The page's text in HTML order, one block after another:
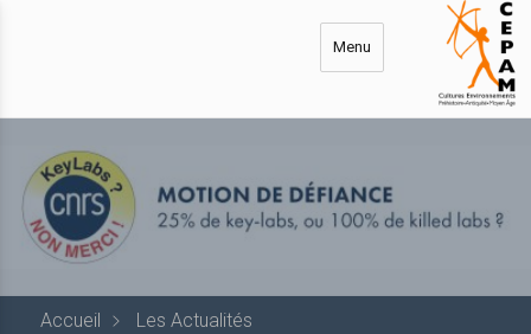
Menu
Accueil
Les Actualités